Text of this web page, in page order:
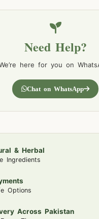
Need Help?
here for you on
Chat on WhatsApp
& Herbal
Ingredients
Options
Across Pakistan